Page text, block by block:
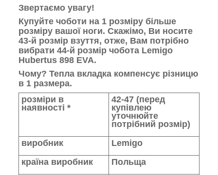
Звертаємо увагу!
Купуйте чоботи на 1 розміру більше
розміру вашої ноги. Скажімо, Ви носите
43-й розмір взуття, отже, Вам потрібно
вибрати 44-й розмір чобота Lemigo
Hubertus 898 EVA.
Чому? Тепла вкладка компенсує різницю
в 1 размера.
розміри в
наявності *
42-47 (перед
купівлею
уточнюйте
потрібний розмір)
виробник
Lemigo
країна виробник
Польща